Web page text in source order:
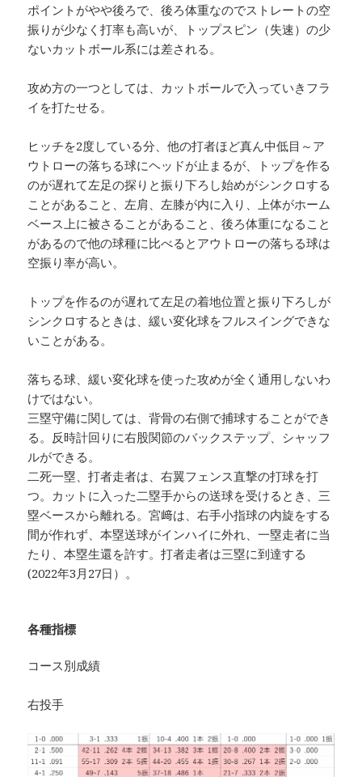
ポイントがやや後ろで、後ろ体重なのでストレートの空
振りが少なく打率も高いが、トップスピン（失速）の少
ないカットボール系には差される。
攻め方の一つとしては、カットボールで入っていきフラ
イを打たせる。
ヒッチを2度している分、他の打者ほど真ん中低目～ア
ウトローの落ちる球にヘッドが止まるが、トップを作る
のが遅れて左足の探りと振り下ろし始めがシンクロする
ことがあること、左肩、左膝が内に入り、上体がホーム
ベース上に被さることがあること、後ろ体重になること
があるので他の球種に比べるとアウトローの落ちる球は
空振り率が高い。
トップを作るのが遅れて左足の着地位置と振り下ろしが
シンクロするときは、緩い変化球をフルスイングできな
いことがある。
落ちる球、緩い変化球を使った攻めが全く通用しないわ
けではない。
三塁守備に関しては、背骨の右側で捕球することができ
る。反時計回りに右股関節のバックステップ、シャッフ
ルができる。
二死一塁、打者走者は、右翼フェンス直撃の打球を打
つ。カットに入った二塁手からの送球を受けるとき、三
塁ベースから離れる。宮﨑は、右手小指球の内旋をする
間が作れず、本塁送球がインハイに外れ、一塁走者に当
たり、本塁生還を許す。打者走者は三塁に到達する
(2022年3月27日）。
各種指標
コース別成績
右投手